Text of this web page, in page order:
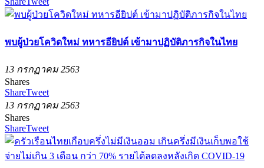
พบผู้ป่วยโควิดใหม่ ทหารอียิปต์ เข้ามาปฏิบัติภารกิจในไทย
13 กรกฏาคม 2563
Shares
ShareTweet
13 กรกฏาคม 2563
Shares
ShareTweet